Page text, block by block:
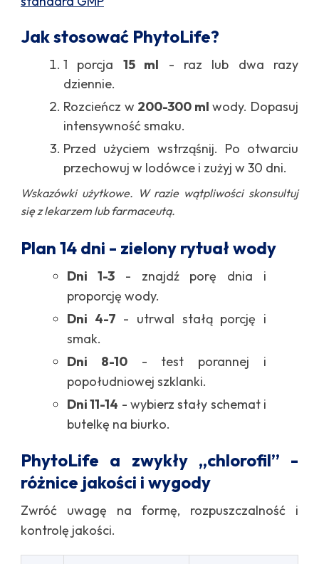
Jak stosować PhytoLife?
1 porcja 15 ml - raz lub dwa razy
dziennie.
Rozcieńcz w 200-300 ml wody. Dopasuj
intensywność smaku.
Przed użyciem wstrząśnij. Po otwarciu
przechowuj w lodówce i zużyj w 30 dni.
Wskazówki użytkowe. W razie wątpliwości skonsultuj
się z lekarzem lub farmaceutą.
Plan 14 dni - zielony rytuał wody
Dni 1-3- znajdź porę dnia i
proporcję wody.
Dni 4-7 - utrwal stałą porcję i
smak.
Dni 8-10- test porannej i
popołudniowej szklanki.
Dni 11-14 - wybierz stały schemat i
butelkę na biurko.
PhytoLife a zwykły „chlorofil” -
różnice jakości i wygody
Zwróć uwagę na formę, rozpuszczalność i
kontrolę jakości.